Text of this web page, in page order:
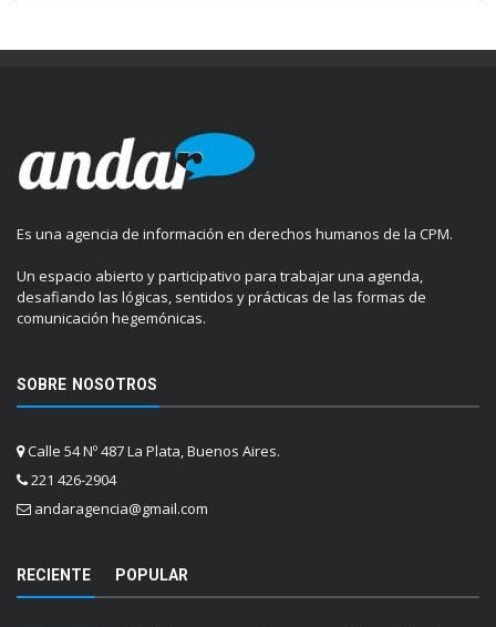
Es una agencia de información en derechos humanos de la CPM.
Un espacio abierto y participativo para trabajar una agenda,
desafiando las lógicas, sentidos y prácticas de las formas de
comunicación hegemónicas.
SOBRE NOSOTROS
Calle 54 Nº 487 La Plata, Buenos Aires.
221 426-2904
andaragencia@gmail.com
RECIENTE POPULAR